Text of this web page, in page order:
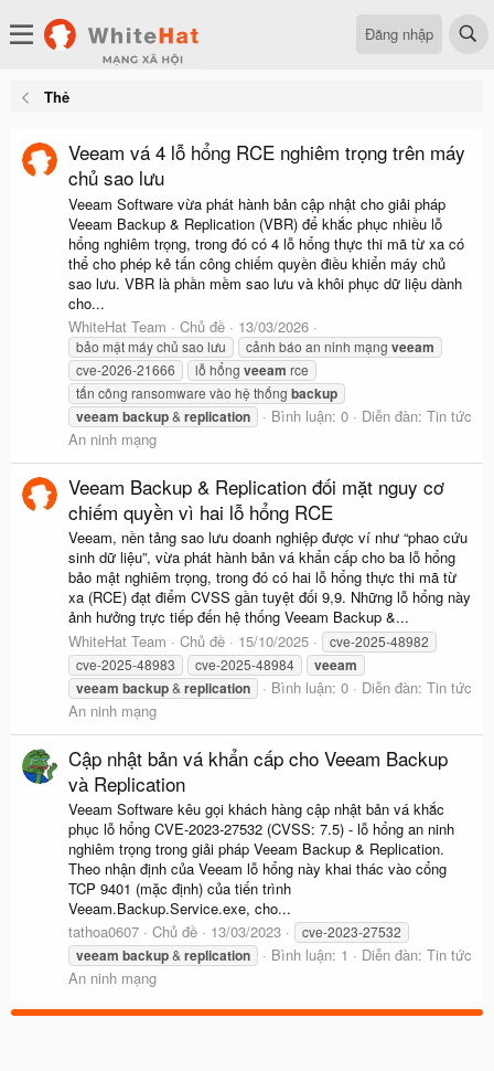
Đăng nhập
Thẻ
Veeam vá 4 lỗ hổng RCE nghiêm trọng trên máy
chủ sao lưu
Veeam Software vừa phát hành bản cập nhật cho giải pháp
Veeam Backup & Replication (VBR) để khắc phục nhiều lỗ
hổng nghiêm trọng, trong đó có 4 lỗ hổng thực thi mã từ xa có
thể cho phép kẻ tấn công chiếm quyền điều khiển máy chủ
sao lưu. VBR là phần mềm sao lưu và khôi phục dữ liệu dành
cho...
WhiteHat Team
Chủ đề 13/03/2026
bảo mật máy chủ sao lưu cảnh báo an ninh mạng veeam
cve-2026-21666 lỗ hổng veeam rce
tấn công ransomware vào hệ thống backup
veeam backup& replication Bình luận: 0 Diễn đàn: Tin tức
An ninh mạng
Veeam Backup & Replication đối mặt nguy cơ
chiếm quyền vì hai lỗ hổng RCE
Veeam, nền tảng sao lưu doanh nghiệp được ví như “phao cứu
sinh dữ liệu”, vừa phát hành bản vá khẩn cấp cho ba lỗ hổng
bảo mật nghiêm trọng, trong đó có hai lỗ hổng thực thi mã từ
xa (RCE) đạt điểm CVSS gần tuyệt đối 9,9. Những lỗ hổng này
ảnh hưởng trực tiếp đến hệ thống Veeam Backup &...
WhiteHat Team
Chủ đề 15/10/2025
cve-2025-48982
cve-2025-48983
cve-2025-48984
veeam
veeam backup& replication Bình luận: 0 Diễn đàn: Tin tức
An ninh mạng
Cập nhật bản vá khẩn cấp cho Veeam Backup
và Replication
Veeam Software kêu gọi khách hàng cập nhật bản vá khắc
phục lỗ hổng CVE-2023-27532 (CVSS: 7.5) - lỗ hổng an ninh
nghiêm trọng trong giải pháp Veeam Backup & Replication.
Theo nhận định của Veeam lỗ hổng này khai thác vào cổng
TCP 9401 (mặc định) của tiến trình
Veeam.Backup.Service.exe, cho...
tathoa0607
Chủ đề 13/03/2023 cve-2023-27532
veeam backup&replication Bình luận: 1 Diễn đàn: Tin tức
An ninh mạng